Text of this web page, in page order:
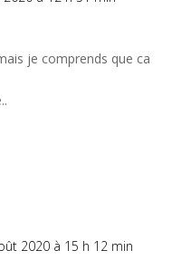
je comprends que ca
2020 à 15 h 12 min